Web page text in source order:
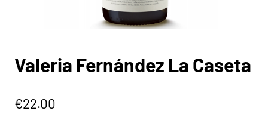
Valeria Fernández La Caseta
€22.00